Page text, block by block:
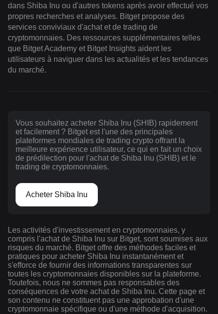
dans Shiba Inu ou d'autres tokens après avoir effectué vos
propres recherches et analyses. Bitget propose des
services conviviaux d'achat et de trading de
cryptomonnaies. Des ressources supplémentaires telles
que Bitget Academy et Bitget Insights aident les
utilisateurs à naviguer dans les actualités et les tendances
du marché.
Vous souhaitez acheter Shiba Inu (SHIB) rapidement
et facilement ? Bitget est l'une des principales
plateformes mondiales de trading crypto offrant la
meilleure expérience utilisateur, ce qui en fait un choix
de prédilection pour l'achat de Shiba Inu (SHIB) et le
trading de cryptomonnaies.
Acheter Shiba Inu
Les activités d'investissement en cryptomonnaies, y
compris l'achat de Shiba Inu sur Bitget, sont soumises aux
risques du marché. Bitget offre des méthodes faciles et
pratiques pour acheter Shiba Inu instantanément et
s'efforce de fournir des informations transparentes sur
toutes les cryptomonnaies disponibles sur la plateforme.
Toutefois, nous ne sommes pas responsables des
conséquences de votre achat de Shiba Inu. Cette page et
son contenu ne constituent pas une approbation d'une
cryptomonnaie spécifique ou d'une méthode d'acquisition.